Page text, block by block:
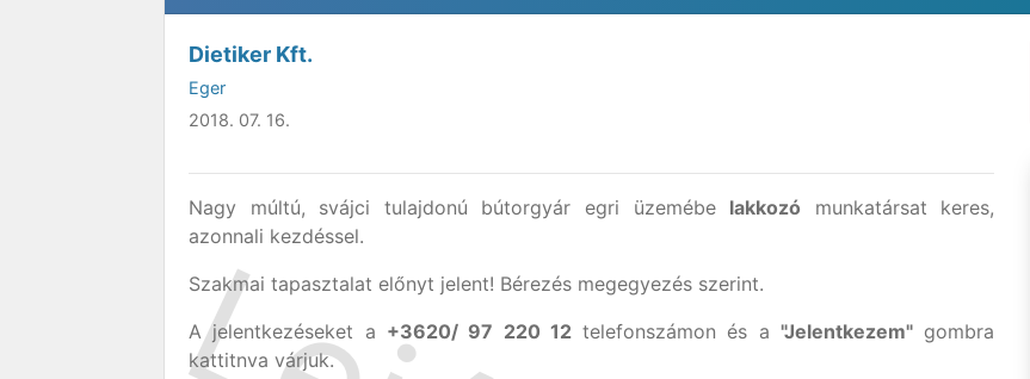
Dietiker Kft.
Eger
2018. 07. 16.
Nagy múltú, svájci tulajdonú bútorgyár egri üzemébe lakkozó munkatársat keres,
azonnali kezdéssel.
Szakmai tapasztalat előnyt jelent! Bérezés megegyezés szerint.
A jelentkezéseket a +3620/ 97 220 12telefonszámon és a"Jelentkezem" gombra
kattitnva várjuk.